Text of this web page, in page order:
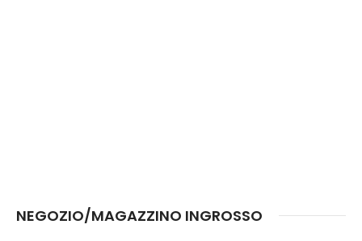
NEGOZIO/MAGAZZINO INGROSSO